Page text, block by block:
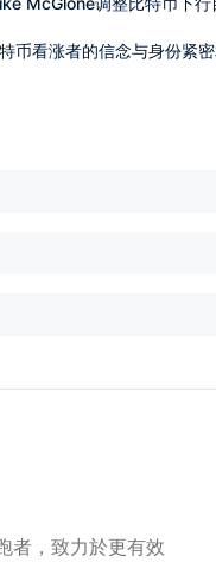
币看涨者的信念与身份紧
者，致力於更有效